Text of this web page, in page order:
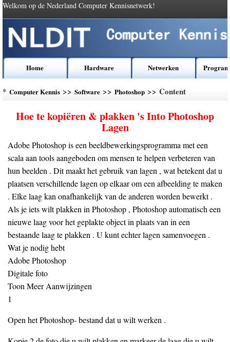
Welkom op de Nederland Computer Kennisnetwerk!
Home Hardware Netwerken
* Computer Kennis >> Software >> Photoshop >> Content
Hoe te kopiëren & plakken 's Into Photoshop
Lagen
Adobe Photoshop is een beeldbewerkingsprogramma met een
scala aan tools aangeboden om mensen te helpen verbeteren van
hun beelden . Dit maakt het gebruik van lagen , wat betekent dat u
plaatsen verschillende lagen op elkaar om een ​​afbeelding te maken
. Elke laag kan onafhankelijk van de anderen worden bewerkt .
Als je iets wilt plakken in Photoshop , Photoshop automatisch een
nieuwe laag voor het geplakte object in plaats van in een
bestaande laag te plakken . U kunt echter lagen samenvoegen .
Wat je nodig hebt
Adobe Photoshop
Digitale foto
Toon Meer Aanwijzingen
1
Open het Photoshop- bestand dat u wilt werken .